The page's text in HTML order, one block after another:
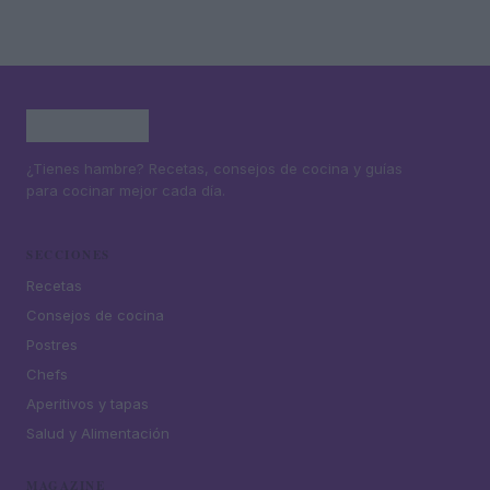
¿Tienes hambre? Recetas, consejos de cocina y guías
para cocinar mejor cada día.
Recetas
Consejos de cocina
Postres
Chefs
Aperitivos y tapas
Salud y Alimentación